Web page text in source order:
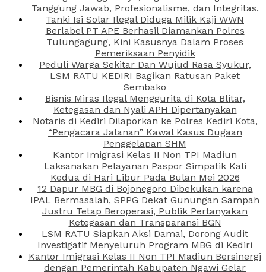
Tanggung Jawab, Profesionalisme, dan Integritas.
Tanki Isi Solar Ilegal Diduga Milik Kaji WWN
Berlabel PT APE Berhasil Diamankan Polres
Tulungagung, Kini Kasusnya Dalam Proses
Pemeriksaan Penyidik
Peduli Warga Sekitar Dan Wujud Rasa Syukur,
LSM RATU KEDIRI Bagikan Ratusan Paket
Sembako
Bisnis Miras Ilegal Menggurita di Kota Blitar,
Ketegasan dan Nyali APH Dipertanyakan
Notaris di Kediri Dilaporkan ke Polres Kediri Kota,
“Pengacara Jalanan” Kawal Kasus Dugaan
Penggelapan SHM
Kantor Imigrasi Kelas II Non TPI Madiun
Laksanakan Pelayanan Paspor Simpatik Kali
Kedua di Hari Libur Pada Bulan Mei 2026
12 Dapur MBG di Bojonegoro Dibekukan karena
IPAL Bermasalah, SPPG Dekat Gunungan Sampah
Justru Tetap Beroperasi, Publik Pertanyakan
Ketegasan dan Transparansi BGN
LSM RATU Siapkan Aksi Damai, Dorong Audit
Investigatif Menyeluruh Program MBG di Kediri
Kantor Imigrasi Kelas II Non TPI Madiun Bersinergi
dengan Pemerintah Kabupaten Ngawi Gelar